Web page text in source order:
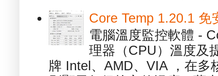
Core Temp 1.20.1 免
電腦溫度監控軟體 -
理器（CPU）溫度及
牌 Intel、AMD、VIA ，在多